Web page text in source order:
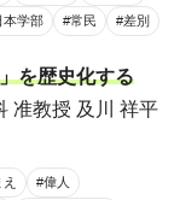
本学部 #常民 #差別
を歴史化する
准教授 及川 祥平
#偉人